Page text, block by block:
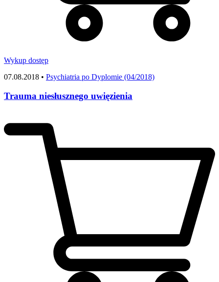
Wykup dostęp
07.08.2018 • Psychiatria po Dyplomie (04/2018)
Trauma niesłusznego uwięzienia